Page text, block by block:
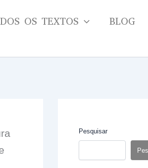
OS TEXTOS BLOG
Pesquisar